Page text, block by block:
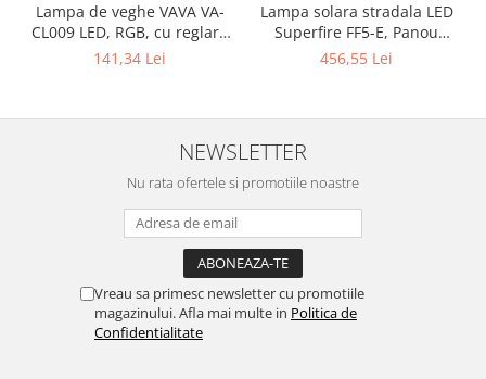
Lampa de veghe VAVA VA-
CL009 LED, RGB, cu reglare
touch a Intensitatii, lumina
141,34 Lei
Lampa solara stradala LED
Superfire FF5-E, Panou
solar, Telecomanda, 897W,
456,55 Lei
NEWSLETTER
Nu rata ofertele si promotiile noastre
Vreau sa primesc newsletter cu promotiile
magazinului. Afla mai multe in Politica de
Confidentialitate